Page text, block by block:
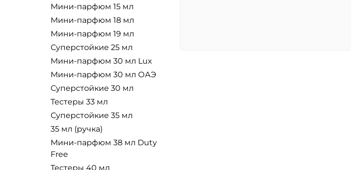
Мини-парфюм 15 мл
Мини-парфюм 18 мл
Мини-парфюм 19 мл
Суперстойкие 25 мл
Мини-парфюм 30 мл Lux
Мини-парфюм 30 мл ОАЭ
Суперстойкие 30 мл
Тестеры 33 мл
Суперстойкие 35 мл
35 мл (ручка)
Мини-парфюм 38 мл Duty
Free
Тестеры 40 мл